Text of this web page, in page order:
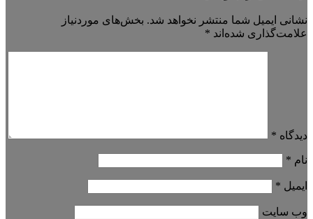
نشانی ایمیل شما منتشر نخواهد شد. بخش‌های موردنیاز
علامت‌گذاری شده‌اند *
دیدگاه *
نام *
ایمیل *
وب‌ سایت